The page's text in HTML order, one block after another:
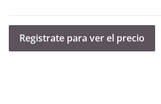
familiariza con el uso del azafrán, sus
dosificación precisa y sencilla. ¡Prueba
inmediatamente usando las cápsulas
diferenciar lo verdadero de lo falso:
Registrate para ver el precio